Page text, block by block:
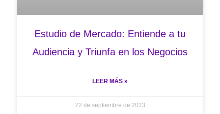
Estudio de Mercado: Entiende a tu
Audiencia y Triunfa en los Negocios
LEER MÁS »
22 de septiembre de 2023